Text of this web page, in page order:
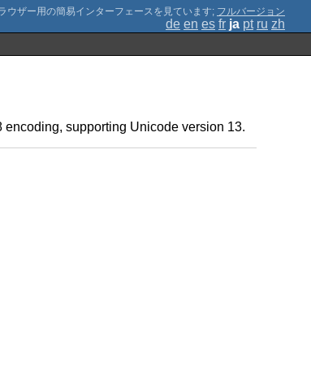
; フルバージョン
de en es fr ja pt ru zh
supporting Unicode version 13.